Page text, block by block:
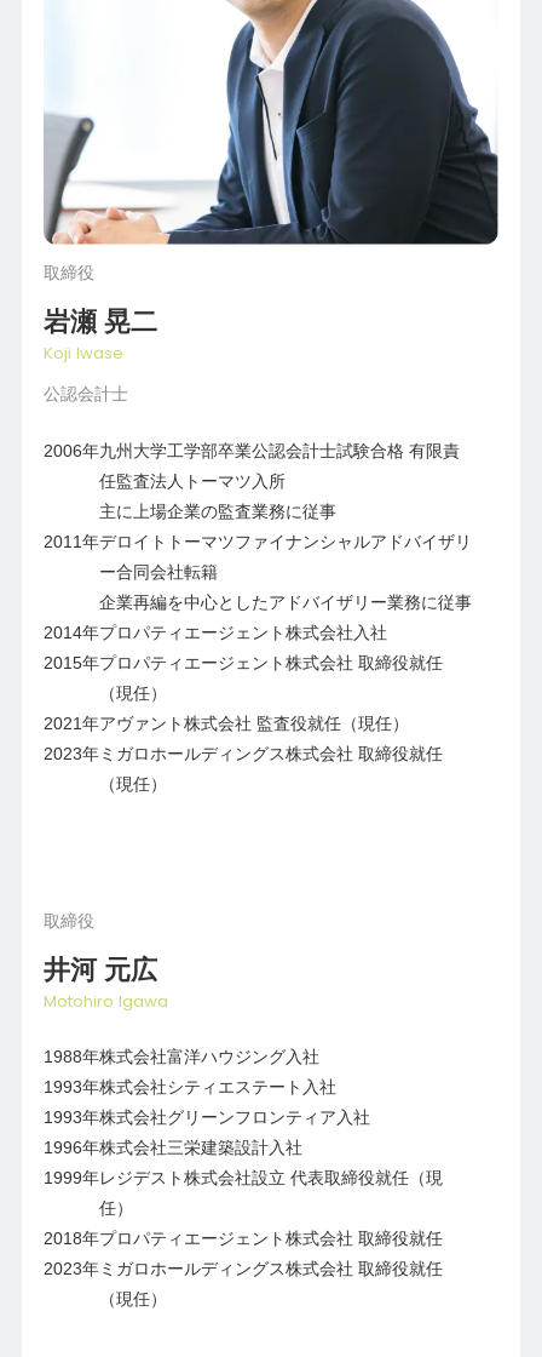
取締役
岩瀬 晃二
Koji Iwase
公認会計士
2006年九州大学工学部卒業公認会計士試験合格 有限責
任監査法人トーマツ入所
主に上場企業の監査業務に従事
2011年デロイトトーマツファイナンシャルアドバイザリ
ー合同会社転籍
企業再編を中心としたアドバイザリー業務に従事
2014年プロパティエージェント株式会社入社
2015年プロパティエージェント株式会社 取締役就任
（現任）
2021年アヴァント株式会社 監査役就任（現任）
2023年ミガロホールディングス株式会社 取締役就任
（現任）
取締役
井河 元広
Motohiro Igawa
1988年株式会社富洋ハウジング入社
1993年株式会社シティエステート入社
1993年株式会社グリーンフロンティア入社
1996年株式会社三栄建築設計入社
1999年レジデスト株式会社設立 代表取締役就任（現
任）
2018年プロパティエージェント株式会社 取締役就任
2023年ミガロホールディングス株式会社 取締役就任
（現任）